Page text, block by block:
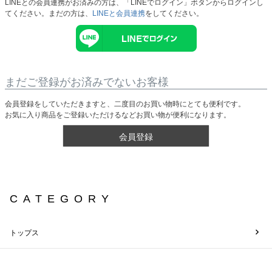
LINEとの会員連携がお済みの方は、「LINEでログイン」ボタンからログインし
てください。まだの方は、
LINEと会員連携をしてください。
まだご登録がお済みでないお客様
会員登録をしていただきますと、二度目のお買い物時にとても便利です。
お気に入り商品をご登録いただけるなどお買い物が便利になります。
会員登録
CATEGORY
トップス